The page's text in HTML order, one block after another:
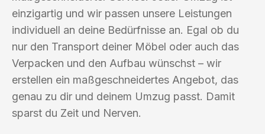
einzigartig und wir passen unsere Leistungen
individuell an deine Bedürfnisse an. Egal ob du
nur den Transport deiner Möbel oder auch das
Verpacken und den Aufbau wünschst – wir
erstellen ein maßgeschneidertes Angebot, das
genau zu dir und deinem Umzug passt. Damit
sparst du Zeit und Nerven.